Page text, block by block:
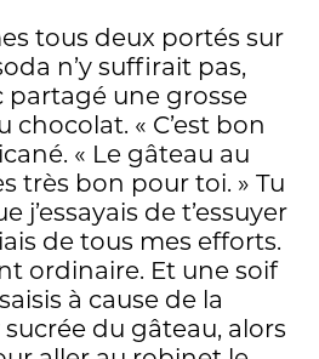
tous deux portés sur
n’y suffirait pas,
partagé une grosse
chocolat. « C’est bon
« Le gâteau au
très bon pour toi. » Tu
j’essayais de t’essuyer
de tous mes efforts.
ordinaire. Et une soif
à cause de la
du gâteau, alors